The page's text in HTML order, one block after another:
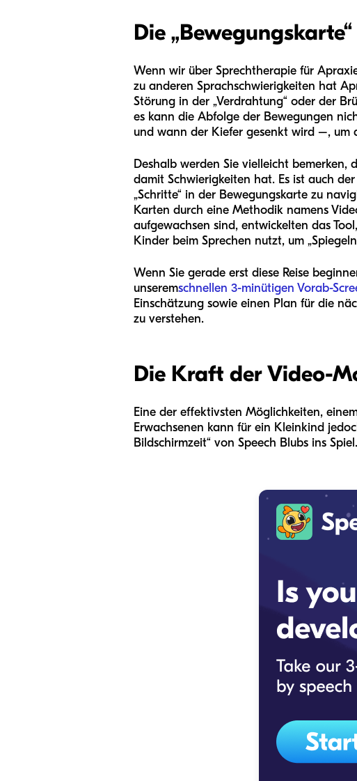
Die
Wenn wir über Sprechtherapie für
zu anderen Sprachschwierigkeiten hat
Störung in der „Verdrahtung“ oder der
es kann die Abfolge der Bewegungen
und wann der Kiefer gesenkt wird –, um
Deshalb werden Sie vielleicht
damit Schwierigkeiten hat. Es ist auch
„Schritte“ in der Bewegungskarte zu
Karten durch eine Methodik namens
aufgewachsen sind, entwickelten das
Kinder beim Sprechen nutzt, um
Wenn Sie gerade erst diese Reise
unseremschnellen 3-minütigen Vorab-
Einschätzung sowie einen Plan für die
zu verstehen.
Die Kraft der Video-
Eine der effektivsten Möglichkeiten,
Erwachsenen kann für ein Kleinkind
Bildschirmzeit“ von Speech Blubs ins